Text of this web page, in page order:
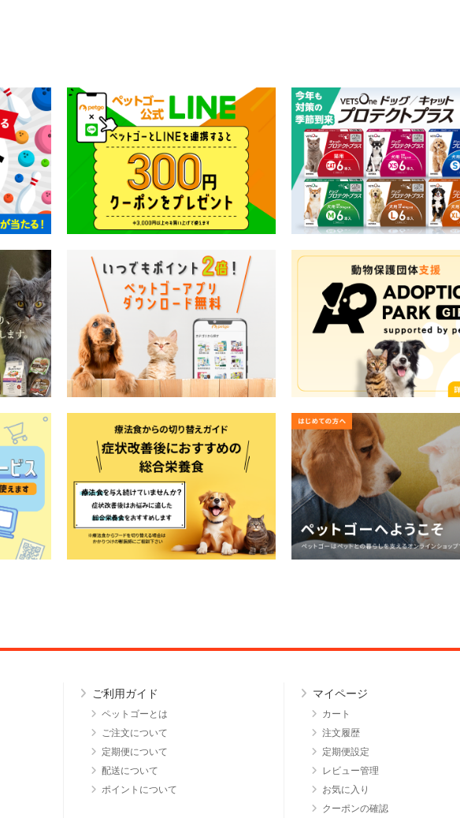
ご利用ガイド
ペットゴーとは
ご注文について
定期便について
配送について
ポイントについて
マイページ
カート
注文履歴
定期便設定
レビュー管理
お気に入り
クーポンの確認